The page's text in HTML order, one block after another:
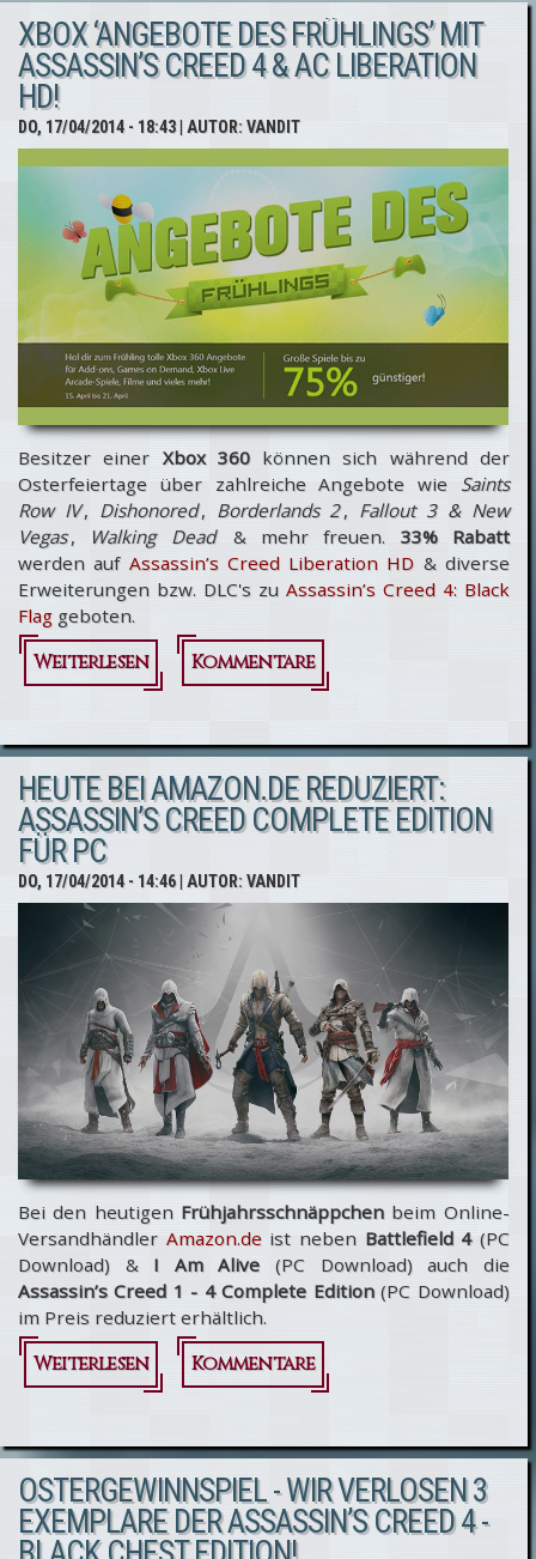
Verstärkung!
XBOX ‘ANGEBOTE DES FRÜHLINGS’ MIT
ASSASSIN’S CREED 4 & AC LIBERATION
HD!
DO, 17/04/2014 - 18:43| AUTOR:VANDIT
Besitzer einer Xbox 360können sich während der
Osterfeiertage über zahlreiche Angebote wie Saints
Row IV, Dishonored , Borderlands 2, Fallout 3 & New
Vegas , Walking Dead& mehr freuen. 33% Rabatt
werden auf Assassin’s Creed Liberation HD & diverse
Erweiterungen bzw. DLC's zu Assassin’s Creed 4: Black
Flag geboten.
Weiterlesen
über Xbox
des
Frühlings’
mit
Assassin’s
Creed 4 &
AC
Liberation
HD!
Kommentare
HEUTE BEI AMAZON.DE REDUZIERT:
ASSASSIN’S CREED COMPLETE EDITION
FÜR PC
DO, 17/04/2014 - 14:46| AUTOR:VANDIT
Bei den heutigen Frühjahrsschnäppchenbeim Online-
Versandhändler Amazon.deist neben Battlefield 4(PC
Download) & I Am Alive(PC Download) auch die
Assassin’s Creed 1 - 4 Complete Edition(PC Download)
im Preis reduziert erhältlich.
Weiterlesenüber Heute
Amazon.de
reduziert:
Assassin’s
Kommentare
OSTERGEWINNSPIEL - WIR VERLOSEN 3
EXEMPLARE DER ASSASSIN’S CREED 4 -